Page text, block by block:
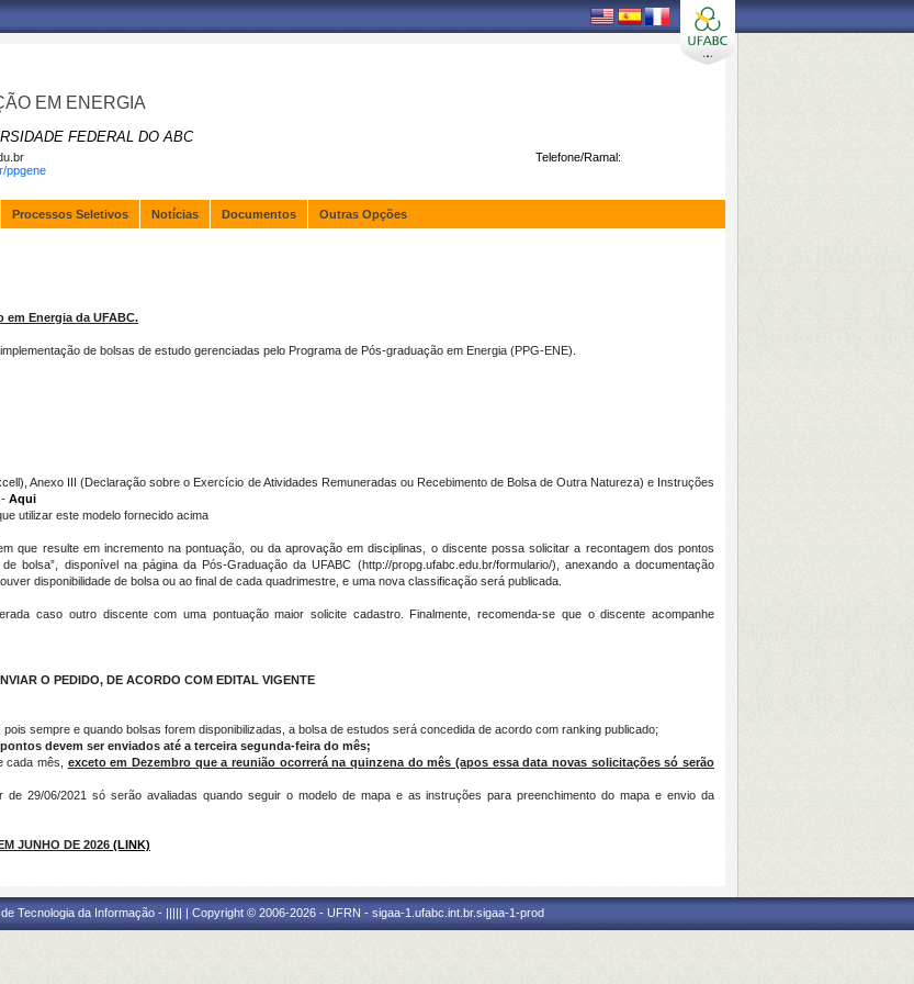
EM ENERGIA
FEDERAL DO ABC
Telefone/Ramal:
ppgene
Processos Seletivos Notícias Documentos Outras Opções
Energia da UFABC.
de bolsas de estudo gerenciadas pelo Programa de Pós-graduação em Energia (PPG-ENE).
Anexo III (Declaração sobre o Exercício de Atividades Remuneradas ou Recebimento de Bolsa de Outra Natureza) e Instruções
Aqui
utilizar este modelo fornecido acima
que resulte em incremento na pontuação, ou da aprovação em disciplinas, o discente possa solicitar a recontagem dos pontos
bolsa”, disponível na página da Pós-Graduação da UFABC (http://propg.ufabc.edu.br/formulario/), anexando a documentação
disponibilidade de bolsa ou ao final de cada quadrimestre, e uma nova classificação será publicada.
caso outro discente com uma pontuação maior solicite cadastro. Finalmente, recomenda-se que o discente acompanhe
O PEDIDO, DE ACORDO COM EDITAL VIGENTE
sempre e quando bolsas forem disponibilizadas, a bolsa de estudos será concedida de acordo com ranking publicado;
devem ser enviados até a terceira segunda-feira do mês;
cada mês, exceto em Dezembro que a reunião ocorrerá na quinzena do mês (apos essa data novas solicitações só serão
29/06/2021 só serão avaliadas quando seguir o modelo de mapa e as instruções para preenchimento do mapa e envio da
JUNHO DE 2026 (LINK)
Tecnologia da Informação - ||||| | Copyright © 2006-2026 - UFRN - sigaa-1.ufabc.int.br.sigaa-1-prod